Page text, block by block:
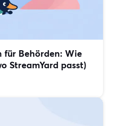
Behörden: Wie
StreamYard passt)